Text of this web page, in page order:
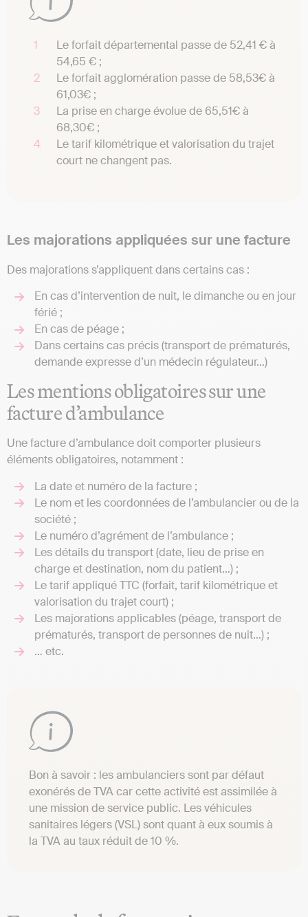
Le forfait départemental passe de 52,41 € à
54,65 € ;
Le forfait agglomération passe de 58,53€ à
61,03€ ;
La prise en charge évolue de 65,51€ à
68,30€ ;
Le tarif kilométrique et valorisation du trajet
court ne changent pas.
Les majorations appliquées sur une facture
Des majorations s’appliquent dans certains cas :
En cas d’intervention de nuit, le dimanche ou en jour
férié ;
En cas de péage ;
Dans certains cas précis (transport de prématurés,
demande expresse d’un médecin régulateur…)
Les mentions obligatoires sur une
facture d’ambulance
Une facture d’ambulance doit comporter plusieurs
éléments obligatoires, notamment :
La date et numéro de la facture ;
Le nom et les coordonnées de l’ambulancier ou de la
société ;
Le numéro d’agrément de l’ambulance ;
Les détails du transport (date, lieu de prise en
charge et destination, nom du patient…) ;
Le tarif appliqué TTC (forfait, tarif kilométrique et
valorisation du trajet court) ;
Les majorations applicables (péage, transport de
prématurés, transport de personnes de nuit…) ;
… etc.
Bon à savoir : les ambulanciers sont par défaut
exonérés de TVA car cette activité est assimilée à
une mission de service public. Les véhicules
sanitaires légers (VSL) sont quant à eux soumis à
la TVA au taux réduit de 10 %.